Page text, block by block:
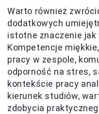
Warto również
dodatkowych
istotne znaczenie
Kompetencje
pracy w zespole,
odporność na stres,
kontekście pracy
kierunek studiów,
zdobycia